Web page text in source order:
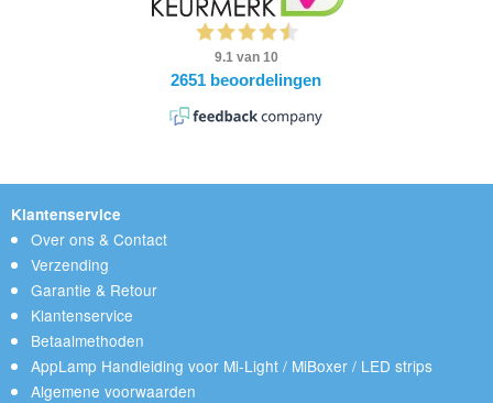
Klantenservice
Over ons & Contact
Verzending
Garantie & Retour
Klantenservice
Betaalmethoden
AppLamp Handleiding voor Mi-Light / MiBoxer / LED strips
Algemene voorwaarden